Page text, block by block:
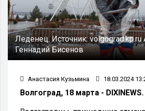
Леденец.Источник:volgograd.kp.ru
Геннадий Бисенов
Анастасия Кузьмина 18.03.2024
Волгоград, 18 марта - DIXINEWS.